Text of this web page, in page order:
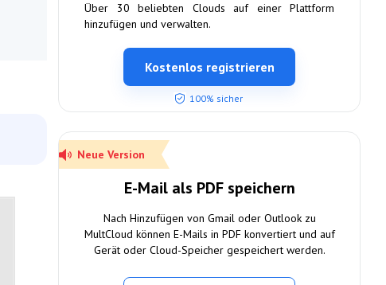
Über 30 beliebten Clouds auf einer Plattform
hinzufügen und verwalten.
Kostenlos registrieren
100% sicher
Neue Version
E-Mail als PDF speichern
Nach Hinzufügen von Gmail oder Outlook zu
MultCloud können E-Mails in PDF konvertiert und auf
Gerät oder Cloud-Speicher gespeichert werden.